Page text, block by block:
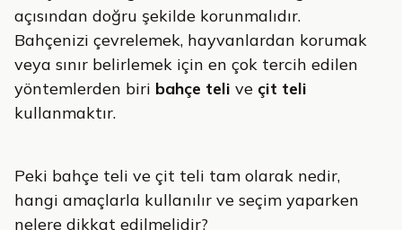
açısından doğru şekilde korunmalıdır.
Bahçenizi çevrelemek, hayvanlardan korumak
veya sınır belirlemek için en çok tercih edilen
yöntemlerden biri bahçe teli ve çit teli
kullanmaktır.
Peki bahçe teli ve çit teli tam olarak nedir,
hangi amaçlarla kullanılır ve seçim yaparken
nelere dikkat edilmelidir?